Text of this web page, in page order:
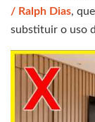
/ Ralph Dias,
substituir o uso